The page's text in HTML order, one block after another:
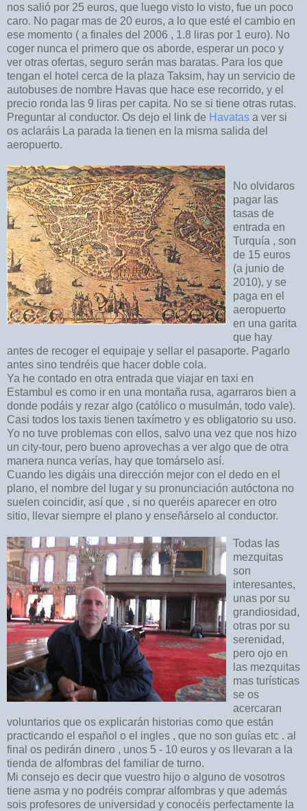
nos salió por 25 euros, que luego visto lo visto, fue un poco
caro. No pagar mas de 20 euros, a lo que esté el cambio en
ese momento ( a finales del 2006 , 1.8 liras por 1 euro). No
coger nunca el primero que os aborde, esperar un poco y
ver otras ofertas, seguro serán mas baratas. Para los que
tengan el hotel cerca de la plaza Taksim, hay un servicio de
autobuses de nombre Havas que hace ese recorrido, y el
precio ronda las 9 liras per capita. No se si tiene otras rutas.
Preguntar al conductor. Os dejo el link de Havatas a ver si
os aclaráis La parada la tienen en la misma salida del
aeropuerto.
No olvidaros
pagar las
tasas de
entrada en
Turquía , son
de 15 euros
(a junio de
2010), y se
paga en el
aeropuerto
en una garita
que hay
antes de recoger el equipaje y sellar el pasaporte. Pagarlo
antes sino tendréis que hacer doble cola.
Ya he contado en otra entrada que viajar en taxi en
Estambul es como ir en una montaña rusa, agarraros bien a
donde podáis y rezar algo (católico o musulmán, todo vale).
Casi todos los taxis tienen taxímetro y es obligatorio su uso.
Yo no tuve problemas con ellos, salvo una vez que nos hizo
un city-tour, pero bueno aprovechas a ver algo que de otra
manera nunca verías, hay que tomárselo así.
Cuando les digáis una dirección mejor con el dedo en el
plano, el nombre del lugar y su pronunciación autóctona no
suelen coincidir, así que , si no queréis aparecer en otro
sitio, llevar siempre el plano y enseñárselo al conductor.
Todas las
mezquitas
son
interesantes,
unas por su
grandiosidad,
otras por su
serenidad,
pero ojo en
las mezquitas
mas turísticas
se os
acercaran
voluntarios que os explicarán historias como que están
practicando el español o el ingles , que no son guías etc . al
final os pedirán dinero , unos 5 - 10 euros y os llevaran a la
tienda de alfombras del familiar de turno.
Mi consejo es decir que vuestro hijo o alguno de vosotros
tiene asma y no podréis comprar alfombras y que además
sois profesores de universidad y conocéis perfectamente la